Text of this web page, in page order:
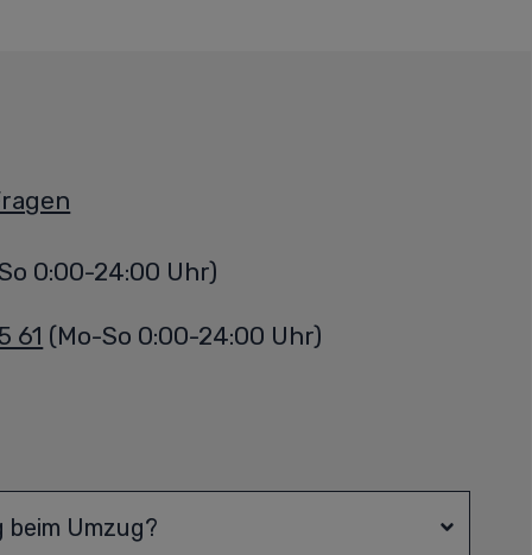
0:00-24:00 Uhr)
61 (Mo-So 0:00-24:00 Uhr)
Umzug?